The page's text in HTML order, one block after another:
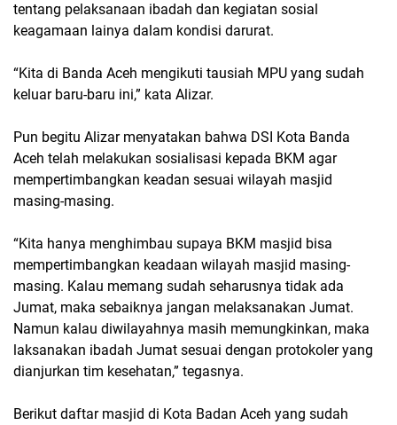
tentang pelaksanaan ibadah dan kegiatan sosial
keagamaan lainya dalam kondisi darurat.
“Kita di Banda Aceh mengikuti tausiah MPU yang sudah
keluar baru-baru ini,” kata Alizar.
Pun begitu Alizar menyatakan bahwa DSI Kota Banda
Aceh telah melakukan sosialisasi kepada BKM agar
mempertimbangkan keadan sesuai wilayah masjid
masing-masing.
“Kita hanya menghimbau supaya BKM masjid bisa
mempertimbangkan keadaan wilayah masjid masing-
masing. Kalau memang sudah seharusnya tidak ada
Jumat, maka sebaiknya jangan melaksanakan Jumat.
Namun kalau diwilayahnya masih memungkinkan, maka
laksanakan ibadah Jumat sesuai dengan protokoler yang
dianjurkan tim kesehatan,” tegasnya.
Berikut daftar masjid di Kota Badan Aceh yang sudah